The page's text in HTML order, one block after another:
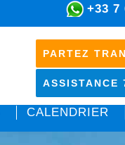
+33 7
PARTEZ
ASSISTANCE
CALENDRIER